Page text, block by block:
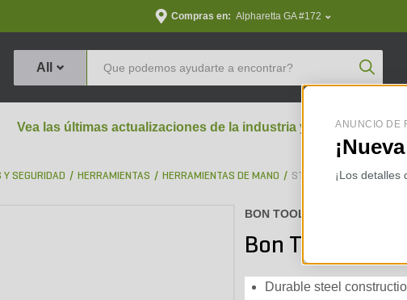
Compras en: Alpharetta GA #172
All Product
Vea las últimas actualizaciones de la industria y perspectivas
SEGURIDAD HERRAMIENTAS HERRAMIENTAS DE MANO STRIKING TOOLS
BON TOOL :
Bon Tool Steel
Durable steel
ANUNCIO DE
¡Los detalles